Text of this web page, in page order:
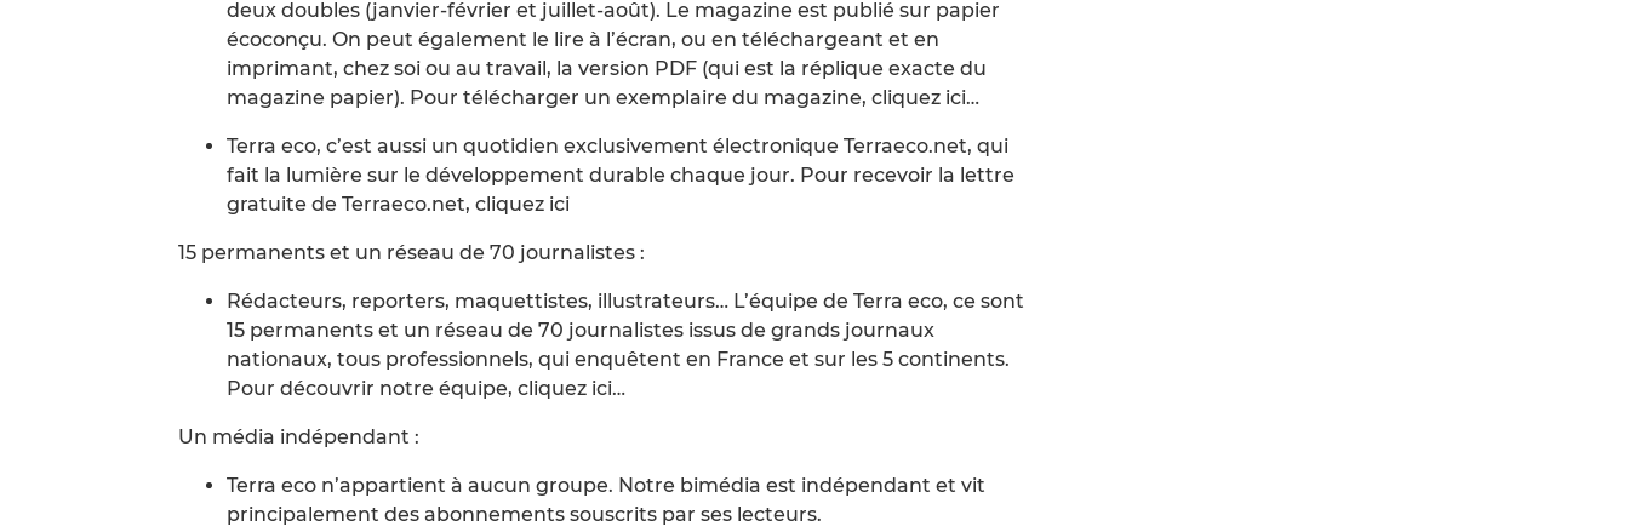
deux doubles (janvier-février et juillet-août). Le magazine est publié sur papier
écoconçu. On peut également le lire à l’écran, ou en téléchargeant et en
imprimant, chez soi ou au travail, la version PDF (qui est la réplique exacte du
magazine papier). Pour télécharger un exemplaire du magazine, cliquez ici…
Terra eco, c’est aussi un quotidien exclusivement électronique Terraeco.net, qui
fait la lumière sur le développement durable chaque jour. Pour recevoir la lettre
gratuite de Terraeco.net, cliquez ici
15 permanents et un réseau de 70 journalistes :
Rédacteurs, reporters, maquettistes, illustrateurs… L’équipe de Terra eco, ce sont
15 permanents et un réseau de 70 journalistes issus de grands journaux
nationaux, tous professionnels, qui enquêtent en France et sur les 5 continents.
Pour découvrir notre équipe, cliquez ici…
Un média indépendant :
Terra eco n’appartient à aucun groupe. Notre bimédia est indépendant et vit
principalement des abonnements souscrits par ses lecteurs.